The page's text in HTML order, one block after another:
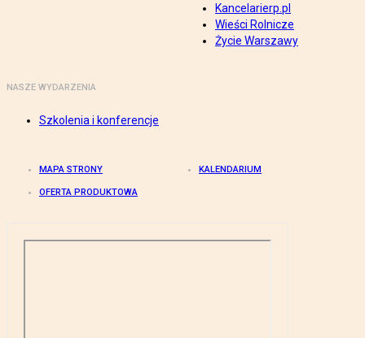
Kancelarierp.pl
Wieści Rolnicze
Życie Warszawy
NASZE WYDARZENIA
Szkolenia i konferencje
MAPA STRONY KALENDARIUM
OFERTA PRODUKTOWA